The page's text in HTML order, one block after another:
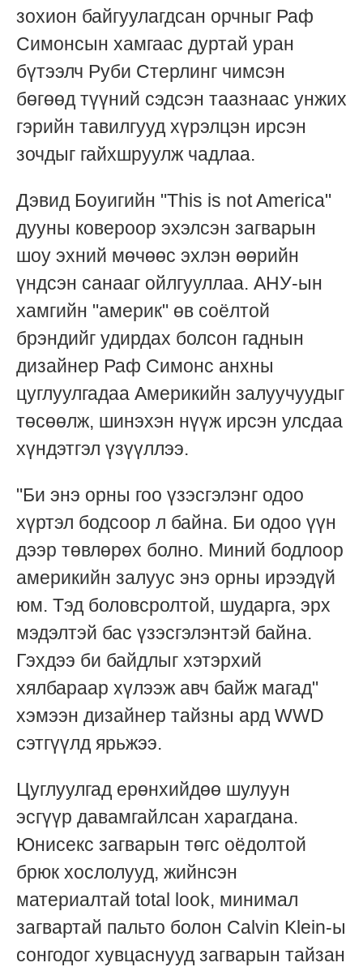
зохион байгуулагдсан орчныг Раф
Симонсын хамгаас дуртай уран
бүтээлч Руби Стерлинг чимсэн
бөгөөд түүний сэдсэн таазнаас унжих
гэрийн тавилгууд хүрэлцэн ирсэн
зочдыг гайхшруулж чадлаа.
Дэвид Боуигийн "This is not America"
дууны ковероор эхэлсэн загварын
шоу эхний мөчөөс эхлэн өөрийн
үндсэн санааг ойлгууллаа. АНУ-ын
хамгийн "америк" өв соёлтой
брэндийг удирдах болсон гаднын
дизайнер Раф Симонс анхны
цуглуулгадаа Америкийн залуучуудыг
төсөөлж, шинэхэн нүүж ирсэн улсдаа
хүндэтгэл үзүүллээ.
"Би энэ орны гоо үзэсгэлэнг одоо
хүртэл бодсоор л байна. Би одоо үүн
дээр төвлөрөх болно. Миний бодлоор
америкийн залуус энэ орны ирээдүй
юм. Тэд боловсролтой, шударга, эрх
мэдэлтэй бас үзэсгэлэнтэй байна.
Гэхдээ би байдлыг хэтэрхий
хялбараар хүлээж авч байж магад"
хэмээн дизайнер тайзны ард WWD
сэтгүүлд ярьжээ.
Цуглуулгад ерөнхийдөө шулуун
эсгүүр давамгайлсан харагдана.
Юнисекс загварын төгс оёдолтой
брюк хослолууд, жийнсэн
материалтай total look, минимал
загвартай пальто болон Calvin Klein-ы
сонгодог хувцаснууд загварын тайзан